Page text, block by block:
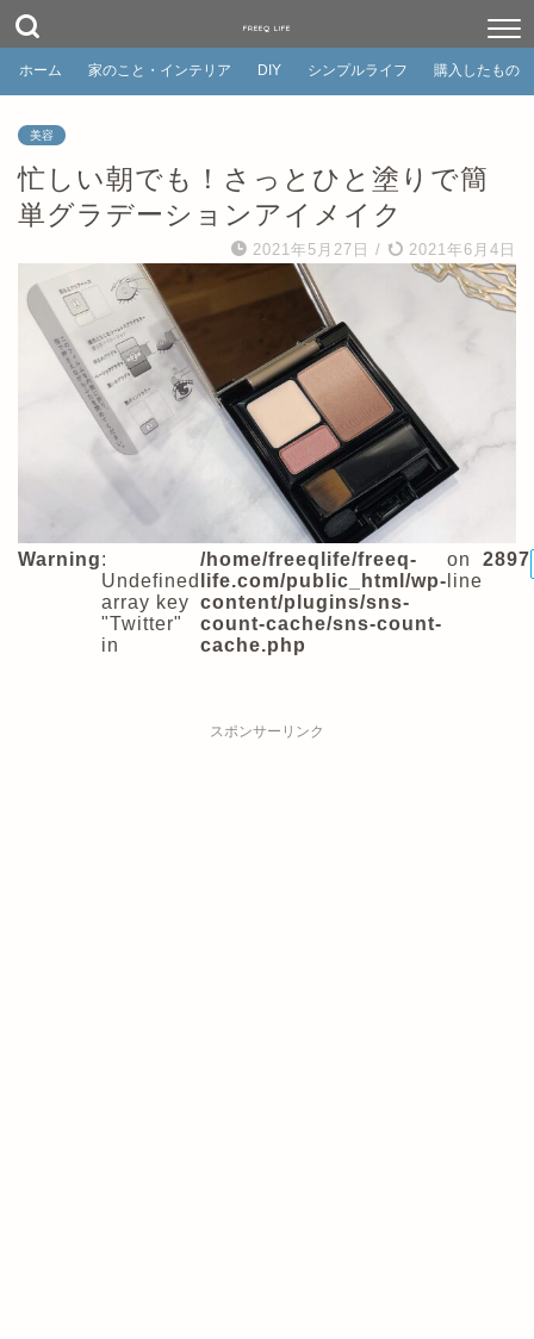
FREEQ LIFE
ホーム 家のこと・インテリア DIY シンプルライフ 購入したもの
美容
忙しい朝でも！さっとひと塗りで簡
単グラデーションアイメイク
2021年5月27日 / 2021年6月4日
Warning:
Undefined
array key
"Twitter"
in
/home/freeqlife/freeq-
life.com/public_html/wp-
content/plugins/sns-
count-cache/sns-count-
cache.php
on
line
2897
スポンサーリンク